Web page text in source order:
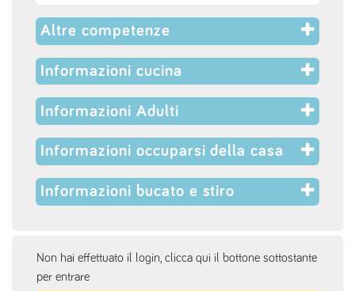
Informazioni bucato e stiro
Informazioni occuparsi della casa
Informazioni Adulti
Informazioni cucina
Altre competenze
Non hai effettuato il login, clicca qui il bottone sottostante
per entrare